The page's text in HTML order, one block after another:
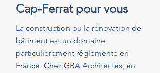
Cap-Ferrat pour vous
La construction ou la rénovation de
bâtiment est un domaine
particulièrement réglementé en
France. Chez GBA Architectes, en